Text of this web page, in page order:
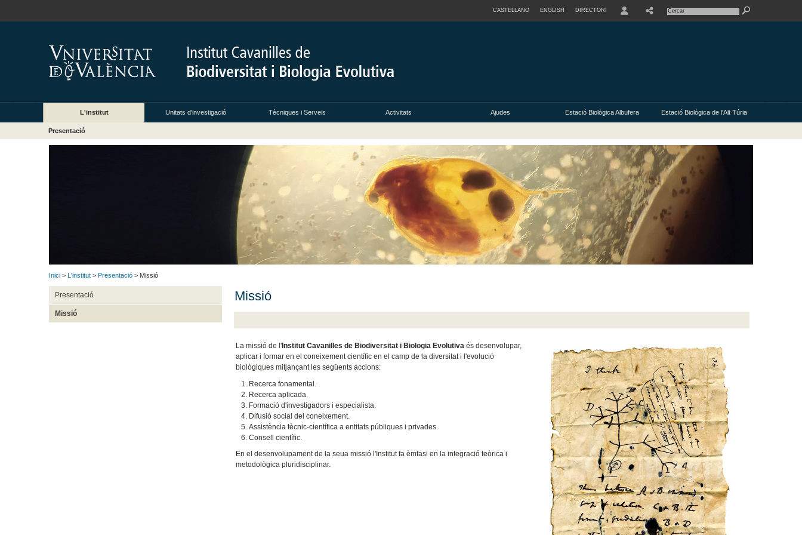
CASTELLANO ENGLISH DIRECTORI
L'institut Unitats d'investigació Tècniques i Serveis Activitats Ajudes Estació Biològica Albufera Estació Biològica de l'Alt Túria
Presentació
Inici > L'institut > Presentació > Missió
Presentació
Missió
Missió
La missió de l'Institut Cavanilles de Biodiversitat i Biologia Evolutiva és desenvolupar,
aplicar i formar en el coneixement científic en el camp de la diversitat i l'evolució
biològiques mitjançant les següents accions:
Recerca fonamental.
Recerca aplicada.
Formació d'investigadors i especialista.
Difusió social del coneixement.
Assistència tècnic-científica a entitats públiques i privades.
Consell científic.
En el desenvolupament de la seua missió l'Institut fa èmfasi en la integració teòrica i
metodològica pluridisciplinar.